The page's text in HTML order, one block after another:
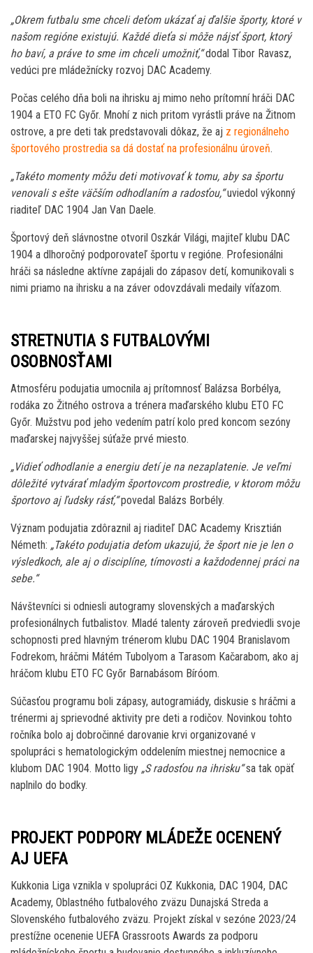
„Okrem futbalu sme chceli deťom ukázať aj ďalšie športy, ktoré v
našom regióne existujú. Každé dieťa si môže nájsť šport, ktorý
ho baví, a práve to sme im chceli umožniť,“dodal Tibor Ravasz,
vedúci pre mládežnícky rozvoj DAC Academy.
Počas celého dňa boli na ihrisku aj mimo neho prítomní hráči DAC
1904 a ETO FC Győr. Mnohí z nich pritom vyrástli práve na Žitnom
ostrove, a pre deti tak predstavovali dôkaz, že aj z regionálneho
športového prostredia sa dá dostať na profesionálnu úroveň.
„Takéto momenty môžu deti motivovať k tomu, aby sa športu
venovali s ešte väčším odhodlaním a radosťou,“uviedol výkonný
riaditeľ DAC 1904 Jan Van Daele.
Športový deň slávnostne otvoril Oszkár Világi, majiteľ klubu DAC
1904 a dlhoročný podporovateľ športu v regióne. Profesionálni
hráči sa následne aktívne zapájali do zápasov detí, komunikovali s
nimi priamo na ihrisku a na záver odovzdávali medaily víťazom.
STRETNUTIA S FUTBALOVÝMI
OSOBNOSŤAMI
Atmosféru podujatia umocnila aj prítomnosť Balázsa Borbélya,
rodáka zo Žitného ostrova a trénera maďarského klubu ETO FC
Győr. Mužstvu pod jeho vedením patrí kolo pred koncom sezóny
maďarskej najvyššej súťaže prvé miesto.
„Vidieť odhodlanie a energiu detí je na nezaplatenie. Je veľmi
dôležité vytvárať mladým športovcom prostredie, v ktorom môžu
športovo aj ľudsky rásť,“povedal Balázs Borbély.
Význam podujatia zdôraznil aj riaditeľ DAC Academy Krisztián
Németh: „Takéto podujatia deťom ukazujú, že šport nie je len o
výsledkoch, ale aj o disciplíne, tímovosti a každodennej práci na
sebe.“
Návštevníci si odniesli autogramy slovenských a maďarských
profesionálnych futbalistov. Mladé talenty zároveň predviedli svoje
schopnosti pred hlavným trénerom klubu DAC 1904 Branislavom
Fodrekom, hráčmi Mátém Tubolyom a Tarasom Kačarabom, ako aj
hráčom klubu ETO FC Győr Barnabásom Bíróom.
Súčasťou programu boli zápasy, autogramiády, diskusie s hráčmi a
trénermi aj sprievodné aktivity pre deti a rodičov. Novinkou tohto
ročníka bolo aj dobročinné darovanie krvi organizované v
spolupráci s hematologickým oddelením miestnej nemocnice a
klubom DAC 1904. Motto ligy „S radosťou na ihrisku“sa tak opäť
naplnilo do bodky.
PROJEKT PODPORY MLÁDEŽE OCENENÝ
AJ UEFA
Kukkonia Liga vznikla v spolupráci OZ Kukkonia, DAC 1904, DAC
Academy, Oblastného futbalového zväzu Dunajská Streda a
Slovenského futbalového zväzu. Projekt získal v sezóne 2023/24
prestížne ocenenie UEFA Grassroots Awards za podporu